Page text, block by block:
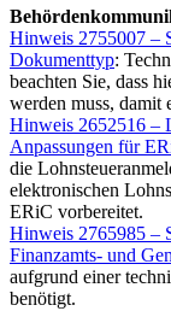
Hinweis 2755007 –
Dokumenttyp:
beachten Sie, dass
werden muss, damit
Hinweis 2652516 –
Anpassungen für
die
elektronischen
ERiC vorbereitet.
Hinweis 2765985 –
Finanzamts- und
aufgrund einer
benötigt.